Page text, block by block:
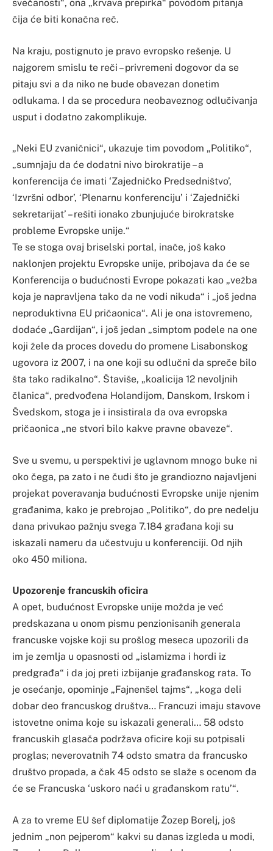
svečanosti“, ona „krvava prepirka“ povodom pitanja
čija će biti konačna reč.
Na kraju, postignuto je pravo evropsko rešenje. U
najgorem smislu te reči – privremeni dogovor da se
pitaju svi a da niko ne bude obavezan donetim
odlukama. I da se procedura neobaveznog odlučivanja
usput i dodatno zakomplikuje.
„Neki EU zvaničnici“, ukazuje tim povodom „Politiko“,
„sumnjaju da će dodatni nivo birokratije – a
konferencija će imati ‘Zajedničko Predsedništvo’,
‘Izvršni odbor’, ‘Plenarnu konferenciju’ i ‘Zajednički
sekretarijat’ – rešiti ionako zbunjujuće birokratske
probleme Evropske unije.“
Te se stoga ovaj briselski portal, inače, još kako
naklonjen projektu Evropske unije, pribojava da će se
Konferencija o budućnosti Evrope pokazati kao „vežba
koja je napravljena tako da ne vodi nikuda“ i „još jedna
neproduktivna EU pričaonica“. Ali je ona istovremeno,
dodaće „Gardijan“, i još jedan „simptom podele na one
koji žele da proces dovedu do promene Lisabonskog
ugovora iz 2007, i na one koji su odlučni da spreče bilo
šta tako radikalno“. Štaviše, „koalicija 12 nevoljnih
članica“, predvođena Holandijom, Danskom, Irskom i
Švedskom, stoga je i insistirala da ova evropska
pričaonica „ne stvori bilo kakve pravne obaveze“.
Sve u svemu, u perspektivi je uglavnom mnogo buke ni
oko čega, pa zato i ne čudi što je grandiozno najavljeni
projekat poveravanja budućnosti Evropske unije njenim
građanima, kako je prebrojao „Politiko“, do pre nedelju
dana privukao pažnju svega 7.184 građana koji su
iskazali nameru da učestvuju u konferenciji. Od njih
oko 450 miliona.
Upozorenje francuskih oficira
A opet, budućnost Evropske unije možda je već
predskazana u onom pismu penzionisanih generala
francuske vojske koji su prošlog meseca upozorili da
im je zemlja u opasnosti od „islamizma i hordi iz
predgrađa“ i da joj preti izbijanje građanskog rata. To
je osećanje, opominje „Fajnenšel tajms“, „koga deli
dobar deo francuskog društva… Francuzi imaju stavove
istovetne onima koje su iskazali generali… 58 odsto
francuskih glasača podržava oficire koji su potpisali
proglas; neverovatnih 74 odsto smatra da francusko
društvo propada, a čak 45 odsto se slaže s ocenom da
će se Francuska ‘uskoro naći u građanskom ratu’“.
A za to vreme EU šef diplomatije Žozep Borelj, još
jednim „non pejperom“ kakvi su danas izgleda u modi,